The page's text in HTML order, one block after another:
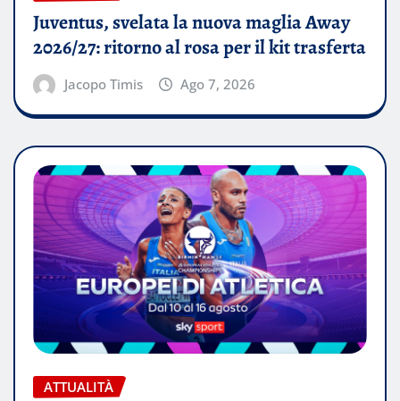
Juventus, svelata la nuova maglia Away
2026/27: ritorno al rosa per il kit trasferta
Jacopo Timis Ago 7, 2026
ATTUALITÀ